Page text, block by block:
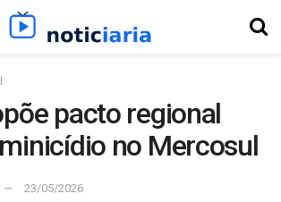
pacto regional
no Mercosul
23/05/2026